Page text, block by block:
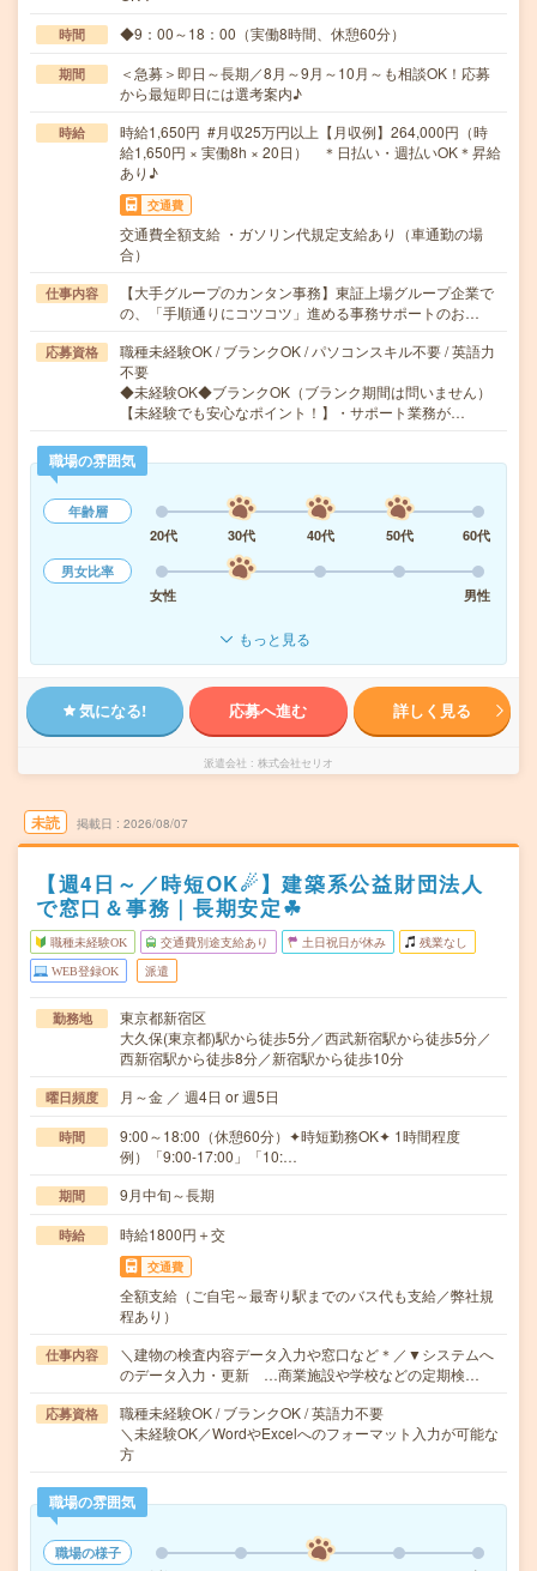
時間 ◆9：00～18：00（実働8時間、休憩60分）
期間
＜急募＞即日～長期／8月～9月～10月～も相談OK！応募
から最短即日には選考案内♪
時給
時給1,650円 #月収25万円以上【月収例】264,000円（時
給1,650円 × 実働8h × 20日） ＊日払い・週払いOK＊昇給
あり♪
交通費
交通費全額支給 ・ガソリン代規定支給あり（車通勤の場
合）
仕事内容
【大手グループのカンタン事務】東証上場グループ企業で
の、「手順通りにコツコツ」進める事務サポートのお…
応募資格
職種未経験OK / ブランクOK / パソコンスキル不要 / 英語力
不要
◆未経験OK◆ブランクOK（ブランク期間は問いません）
【未経験でも安心なポイント！】・サポート業務が…
職場の雰囲気
年齢層
20代
30代 40代 50代
60代
男女比率
女性
男性
もっと見る
気になる! 応募へ進む 詳しく見る
派遣会社 株式会社セリオ
未読 掲載日 2026/08/07
【週4日～／時短OK☄】建築系公益財団法人
で窓口＆事務｜長期安定☘︎
職種未経験OK 交通費別途支給あり 土日祝日が休み 残業なし
WEB登録OK 派遣
勤務地
東京都新宿区
大久保(東京都)駅から徒歩5分／西武新宿駅から徒歩5分／
西新宿駅から徒歩8分／新宿駅から徒歩10分
曜日頻度 月～金 ／ 週4日 or 週5日
時間
9:00～18:00（休憩60分）✦時短勤務OK✦ 1時間程度
例）「9:00-17:00」「10:…
期間 9月中旬～長期
時給 時給1800円＋交
交通費
全額支給（ご自宅～最寄り駅までのバス代も支給／弊社規
程あり）
仕事内容
＼建物の検査内容データ入力や窓口など＊／▼システムへ
のデータ入力・更新 …商業施設や学校などの定期検…
応募資格
職種未経験OK / ブランクOK / 英語力不要
＼未経験OK／WordやExcelへのフォーマット入力が可能な
方
職場の雰囲気
職場の様子